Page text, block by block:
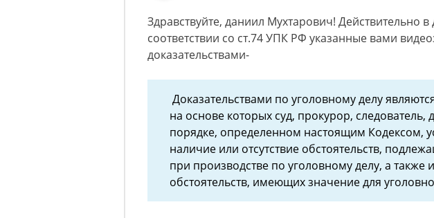
Здравствуйте, даниил Мухтарович! Действительно
соответствии со ст.74 УПК РФ указанные вами
доказательствами-
Доказательствами по уголовному делу
на основе которых суд, прокурор, следователь,
порядке, определенном настоящим Кодексом,
наличие или отсутствие обстоятельств,
при производстве по уголовному делу, а также
обстоятельств, имеющих значение для